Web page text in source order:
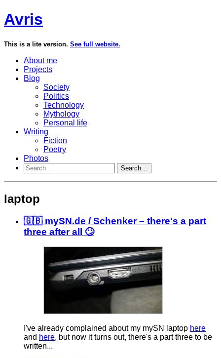
Avris
This is a lite version. See full website.
About me
Projects
Blog
Society
Politics
Technology
Mythology
Personal life
Writing
Fiction
Poetry
Photos
Search…
laptop
🇬🇧 mySN.de / Schenker – there's a part
three after all 🙄
I've already complained about my mySN laptop here
and here, but now it turns out, there's a part three to be
written...